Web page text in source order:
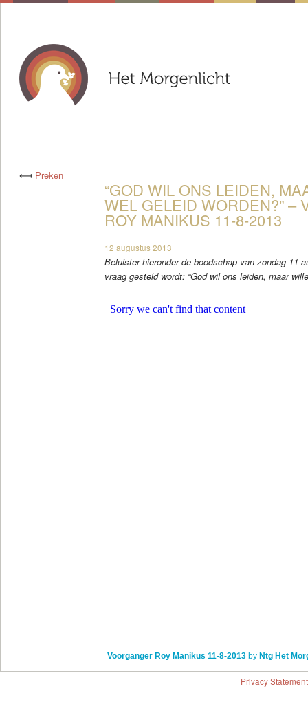
⟻ Preken
“GOD WIL ONS LEIDEN,
WEL GELEID WORDEN?” –
ROY MANIKUS 11-8-2013
12 augustus 2013
Beluister hieronder de boodschap van zondag 11
vraag gesteld wordt: “God wil ons leiden, maar
Voorganger Roy Manikus 11-8-2013by Ntg Het
Privacy Statement